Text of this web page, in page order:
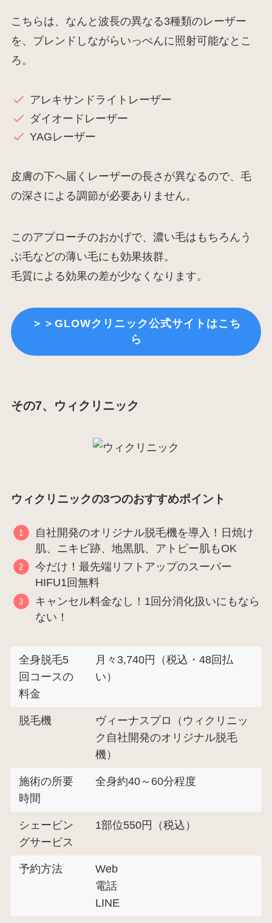
こちらは、なんと波長の異なる3種類のレーザー
を、ブレンドしながらいっぺんに照射可能なとこ
ろ。
アレキサンドライトレーザー
ダイオードレーザー
YAGレーザー
皮膚の下へ届くレーザーの長さが異なるので、毛
の深さによる調節が必要ありません。
このアプローチのおかげで、濃い毛はもちろんう
ぶ毛などの薄い毛にも効果抜群。
毛質による効果の差が少なくなります。
＞＞GLOWクリニック公式サイトはこち
ら
その7、ウィクリニック
ウィクリニックの3つのおすすめポイント
自社開発のオリジナル脱毛機を導入！日焼け
肌、ニキビ跡、地黒肌、アトピー肌もOK
今だけ！最先端リフトアップのスーパー
HIFU1回無料
キャンセル料金なし！1回分消化扱いにもなら
ない！
全身脱毛5
回コースの
料金
月々3,740円（税込・48回払
い）
脱毛機
ヴィーナスプロ（ウィクリニッ
ク自社開発のオリジナル脱毛
機）
施術の所要
時間
全身約40～60分程度
シェービン
グサービス
1部位550円（税込）
予約方法
Web
電話
LINE